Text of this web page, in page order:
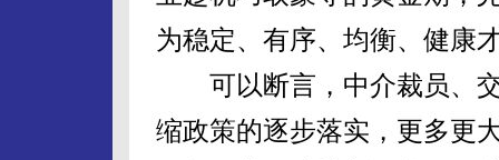
为稳定、有序、均衡、健康
可以断言，中介裁员、交
缩政策的逐步落实，更多更